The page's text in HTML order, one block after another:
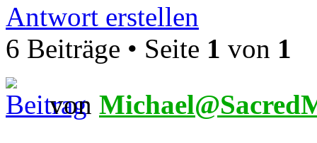
Antwort erstellen
6 Beiträge • Seite 1 von 1
von